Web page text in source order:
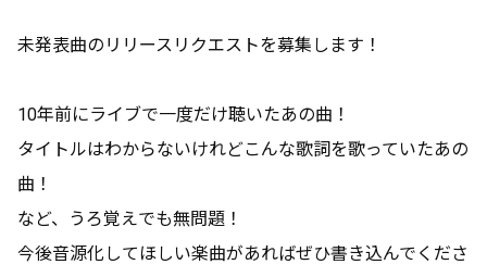
未発表曲のリリースリクエストを募集します！
10年前にライブで一度だけ聴いたあの曲！
タイトルはわからないけれどこんな歌詞を歌っていたあの
曲！
など、うろ覚えでも無問題！
今後音源化してほしい楽曲があればぜひ書き込んでくださ